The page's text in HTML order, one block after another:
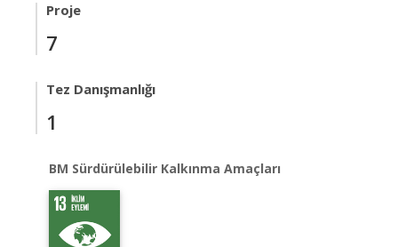
Proje
7
Tez Danışmanlığı
1
BM Sürdürülebilir Kalkınma Amaçları